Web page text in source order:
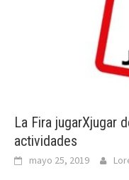
La Fira jugarXjugar
actividades
mayo 25, 2019